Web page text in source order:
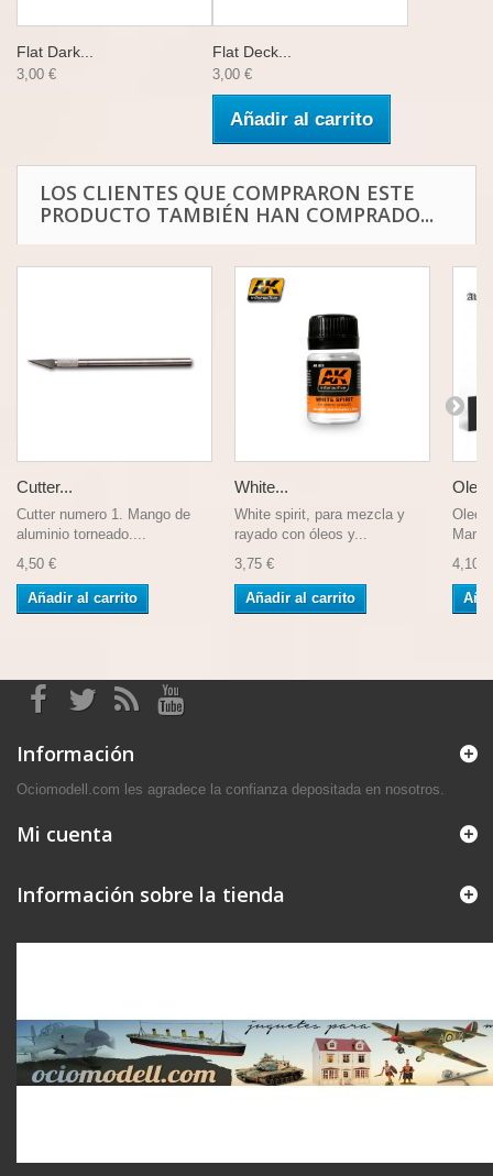
Flat Dark...
3,00 €
Flat Deck...
3,00 €
Añadir al carrito
LOS CLIENTES QUE COMPRARON ESTE
PRODUCTO TAMBIÉN HAN COMPRADO...
Cutter...
Cutter numero 1. Mango de
aluminio torneado....
4,50 €
Añadir al carrito
White...
White spirit, para mezcla y
rayado con óleos y...
3,75 €
Añadir al carrito
Oleo
Oleo
4,10 €
Información
Ociomodell.com les agradece la confianza depositada en nosotros.
Mi cuenta
Información sobre la tienda